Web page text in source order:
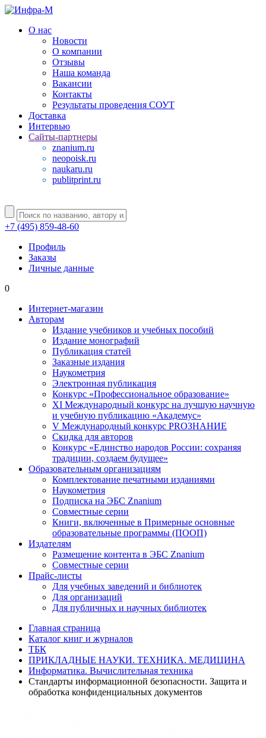
О нас
Новости
О компании
Отзывы
Наша команда
Вакансии
Контакты
Результаты проведения СОУТ
Доставка
Интервью
Сайты-партнеры
znanium.ru
neopoisk.ru
naukaru.ru
publitprint.ru
+7 (495) 859-48-60
Профиль
Заказы
Личные данные
0
Интернет-магазин
Авторам
Издание учебников и учебных пособий
Издание монографий
Публикация статей
Заказные издания
Наукометрия
Электронная публикация
Конкурс «Профессиональное образование»
XI Международный конкурс на лучшую научную
и учебную публикацию «Академус»
V Международный конкурс PROЗНАНИЕ
Скидка для авторов
Конкурс «Единство народов России: сохраняя
традиции, создаем будущее»
Образовательным организациям
Комплектование печатными изданиями
Наукометрия
Подписка на ЭБС Znanium
Совместные серии
Книги, включенные в Примерные основные
образовательные программы (ПООП)
Издателям
Размещение контента в ЭБС Znanium
Совместные серии
Прайс-листы
Для учебных заведений и библиотек
Для организаций
Для публичных и научных библиотек
Главная страница
Каталог книг и журналов
ТБК
ПРИКЛАДНЫЕ НАУКИ. ТЕХНИКА. МЕДИЦИНА
Информатика. Вычислительная техника
Стандарты информационной безопасности. Защита и
обработка конфиденциальных документов